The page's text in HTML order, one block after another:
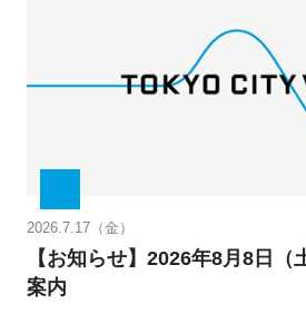
2026.7.17（金）
【お知らせ】2026年8月8日（
案内